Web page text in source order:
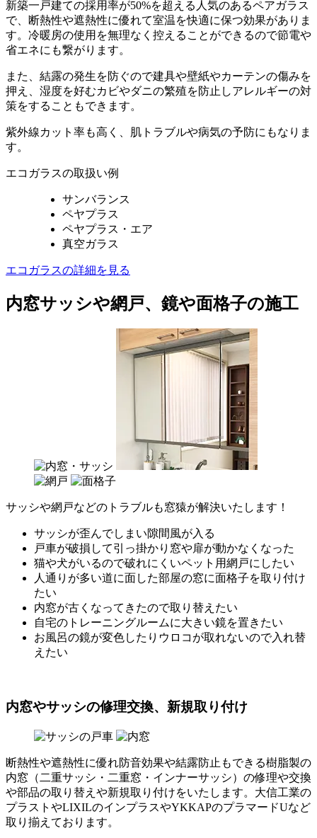
新築一戸建ての採用率が50%を超える人気のあるペアガラス
で、断熱性や遮熱性に優れて室温を快適に保つ効果がありま
す。冷暖房の使用を無理なく控えることができるので節電や
省エネにも繋がります。
また、結露の発生を防ぐので建具や壁紙やカーテンの傷みを
押え、湿度を好むカビやダニの繁殖を防止しアレルギーの対
策をすることもできます。
紫外線カット率も高く、肌トラブルや病気の予防にもなりま
す。
エコガラスの取扱い例
サンバランス
ペヤプラス
ペヤプラス・エア
真空ガラス
エコガラスの詳細を見る
内窓サッシや網戸、鏡や面格子の施工
サッシや網戸などのトラブルも窓猿が解決いたします！
サッシが歪んでしまい隙間風が入る
戸車が破損して引っ掛かり窓や扉が動かなくなった
猫や犬がいるので破れにくいペット用網戸にしたい
人通りが多い道に面した部屋の窓に面格子を取り付け
たい
内窓が古くなってきたので取り替えたい
自宅のトレーニングルームに大きい鏡を置きたい
お風呂の鏡が変色したりウロコが取れないので入れ替
えたい
内窓やサッシの修理交換、新規取り付け
断熱性や遮熱性に優れ防音効果や結露防止もできる樹脂製の
内窓（二重サッシ・二重窓・インナーサッシ）の修理や交換
や部品の取り替えや新規取り付けをいたします。大信工業の
プラストやLIXILのインプラスやYKKAPのプラマードUなど
取り揃えております。